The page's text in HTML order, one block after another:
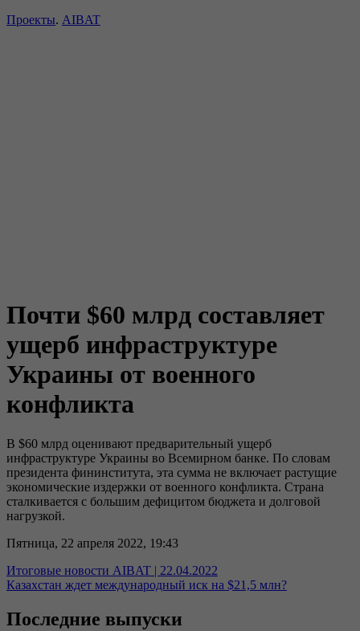
Проекты. AIBAT
Почти $60 млрд составляет
ущерб инфраструктуре
Украины от военного
конфликта
В $60 млрд оценивают предварительный ущерб
инфраструктуре Украины во Всемирном банке. По словам
президента фининститута, эта сумма не включает растущие
экономические издержки от военного конфликта. Страна
сталкивается с большим дефицитом бюджета и долговой
нагрузкой.
Пятница, 22 апреля 2022, 19:43
Итоговые новости AIBAT | 22.04.2022
Казахстан ждет международный иск на $21,5 млн?
Последние выпуски